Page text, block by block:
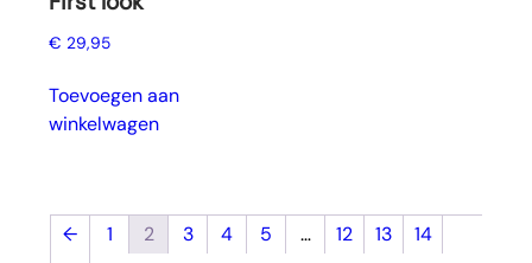
€ 29,95
Toevoegen aan
winkelwagen
← 1 2 3 4 5 … 12 13
14